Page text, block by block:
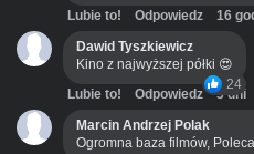
Lubie to! Odpowiedz
16
Dawid Tyszkiewicz
Kino z najwyższej półki 😍
24
Lubie to! Odpowiedz
3 dni
Marcin Andrzej Polak
Ogromna baza filmów,